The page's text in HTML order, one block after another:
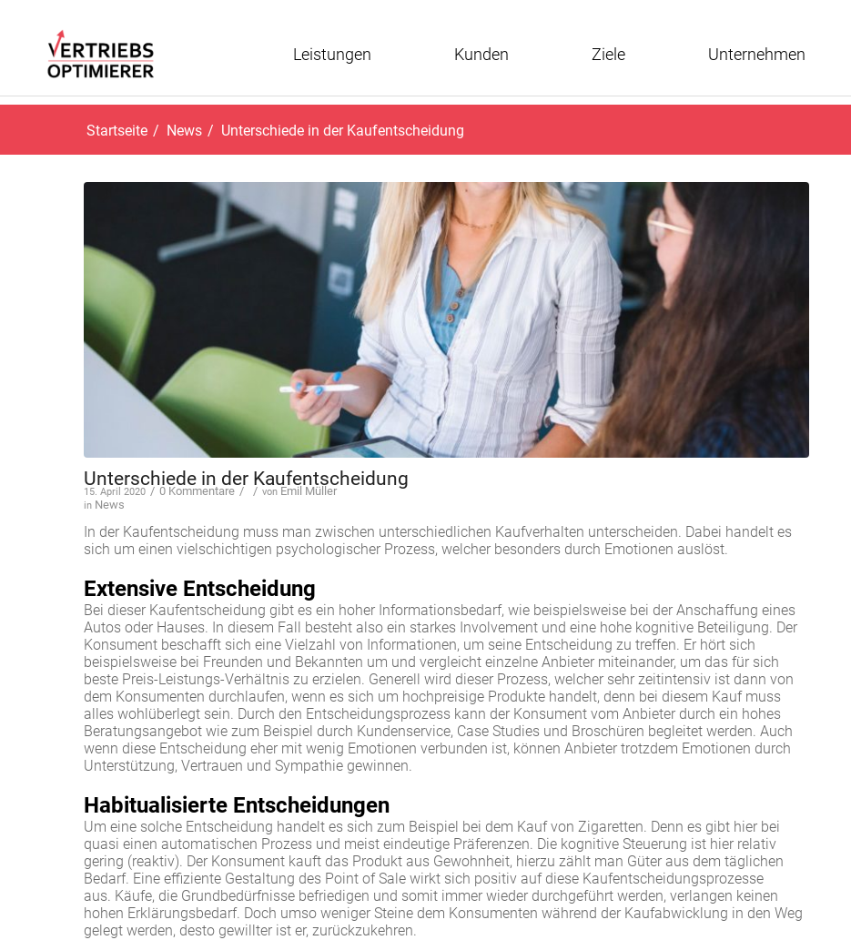
Leistungen Kunden Ziele Unternehmen
Startseite / News / Unterschiede in der Kaufentscheidung
Unterschiede in der Kaufentscheidung
15. April 2020 / 0 Kommentare /
in News
/ von Emil Müller
In der Kaufentscheidung muss man zwischen unterschiedlichen Kaufverhalten unterscheiden. Dabei handelt es
sich um einen vielschichtigen psychologischer Prozess, welcher besonders durch Emotionen auslöst.
Extensive Entscheidung
Bei dieser Kaufentscheidung gibt es ein hoher Informationsbedarf, wie beispielsweise bei der Anschaffung eines
Autos oder Hauses. In diesem Fall besteht also ein starkes Involvement und eine hohe kognitive Beteiligung. Der
Konsument beschafft sich eine Vielzahl von Informationen, um seine Entscheidung zu treffen. Er hört sich
beispielsweise bei Freunden und Bekannten um und vergleicht einzelne Anbieter miteinander, um das für sich
beste Preis-Leistungs-Verhältnis zu erzielen. Generell wird dieser Prozess, welcher sehr zeitintensiv ist dann von
dem Konsumenten durchlaufen, wenn es sich um hochpreisige Produkte handelt, denn bei diesem Kauf muss
alles wohlüberlegt sein. Durch den Entscheidungsprozess kann der Konsument vom Anbieter durch ein hohes
Beratungsangebot wie zum Beispiel durch Kundenservice, Case Studies und Broschüren begleitet werden. Auch
wenn diese Entscheidung eher mit wenig Emotionen verbunden ist, können Anbieter trotzdem Emotionen durch
Unterstützung, Vertrauen und Sympathie gewinnen.
Habitualisierte Entscheidungen
Um eine solche Entscheidung handelt es sich zum Beispiel bei dem Kauf von Zigaretten. Denn es gibt hier bei
quasi einen automatischen Prozess und meist eindeutige Präferenzen. Die kognitive Steuerung ist hier relativ
gering (reaktiv). Der Konsument kauft das Produkt aus Gewohnheit, hierzu zählt man Güter aus dem täglichen
Bedarf. Eine effiziente Gestaltung des Point of Sale wirkt sich positiv auf diese Kaufentscheidungsprozesse
aus. Käufe, die Grundbedürfnisse befriedigen und somit immer wieder durchgeführt werden, verlangen keinen
hohen Erklärungsbedarf. Doch umso weniger Steine dem Konsumenten während der Kaufabwicklung in den Weg
gelegt werden, desto gewillter ist er, zurückzukehren.